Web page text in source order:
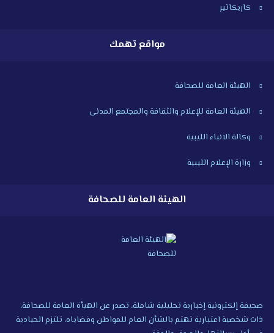
كاريكاتير
مواقع تهمك
الهيئة العامة للصحافة
الهيئة العامة للإعلام والثقافة والمجتمع المدنى
وكالة الانباء الليبية
وزارة الإعلام الليبية
الهيئة العامة للصحافة
صحيفة إلكترونية إخبارية تحليلية شاملة، تصدر عن الهيأة العامة للصحافة،
ذات شخصية اعتبارية تهتم بالشأن العام للمواطن وقضاياه، تلتزم الحيادية